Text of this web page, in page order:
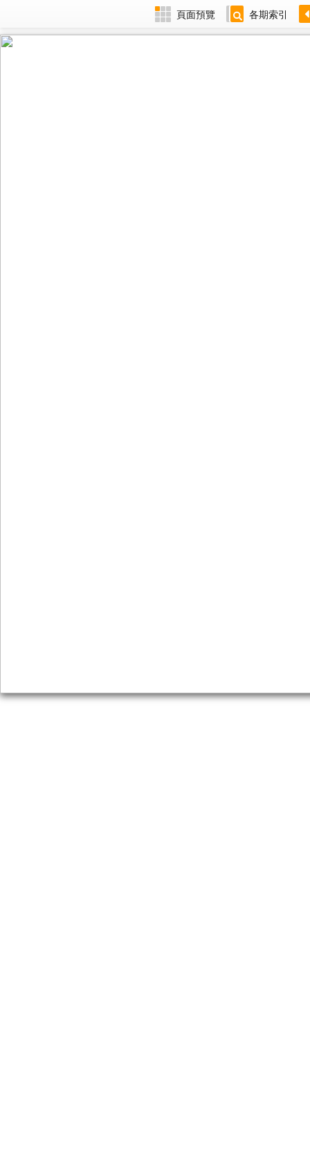
頁面預覽 各期索引